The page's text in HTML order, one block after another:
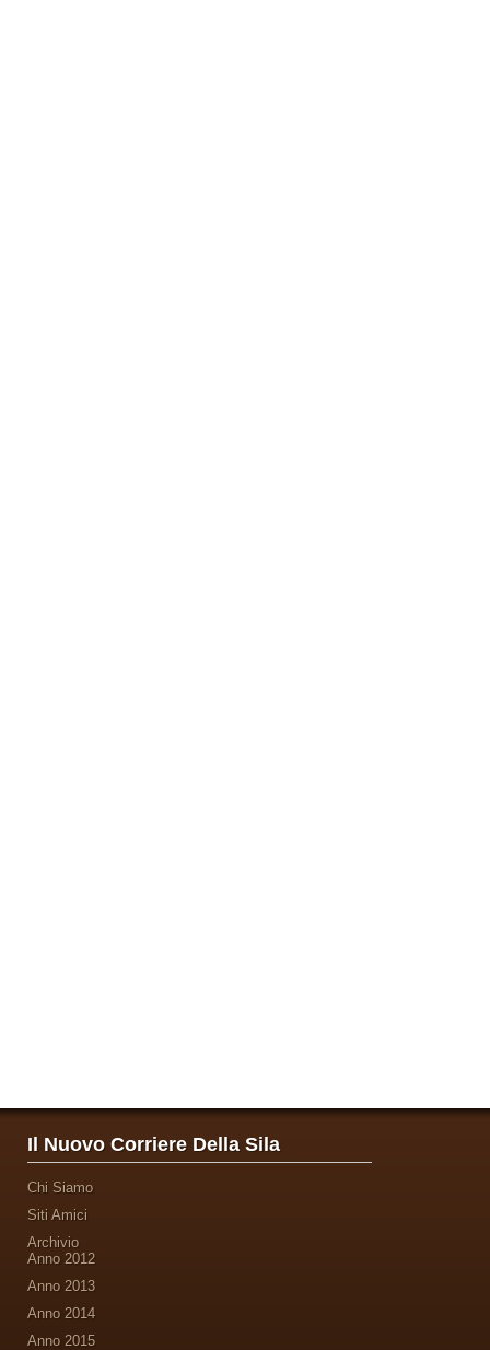
Il Nuovo Corriere Della Sila
Chi Siamo
Siti Amici
Archivio
Anno 2012
Anno 2013
Anno 2014
Anno 2015